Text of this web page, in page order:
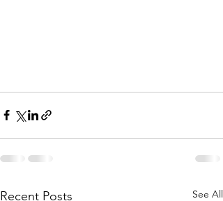
Recent Posts See All